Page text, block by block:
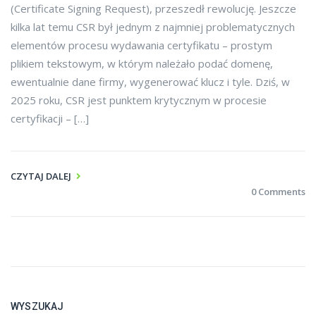
(Certificate Signing Request), przeszedł rewolucję. Jeszcze
kilka lat temu CSR był jednym z najmniej problematycznych
elementów procesu wydawania certyfikatu – prostym
plikiem tekstowym, w którym należało podać domenę,
ewentualnie dane firmy, wygenerować klucz i tyle. Dziś, w
2025 roku, CSR jest punktem krytycznym w procesie
certyfikacji – […]
CZYTAJ DALEJ
0 Comments
WYSZUKAJ